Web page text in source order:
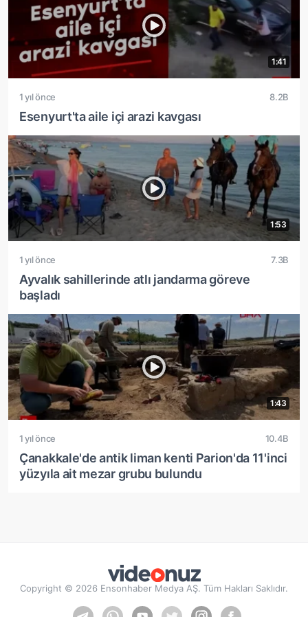
1:41
1 yıl önce 8.2B
Esenyurt'ta aile içi arazi kavgası
1:53
1 yıl önce 7.3B
Ayvalık sahillerinde atlı jandarma göreve
başladı
1:43
1 yıl önce 10.4B
Çanakkale'de antik liman kenti Parion'da 11'inci
yüzyıla ait mezar grubu bulundu
Copyright © 2026 Ensonhaber Medya AŞ. Tüm Hakları Saklıdır.